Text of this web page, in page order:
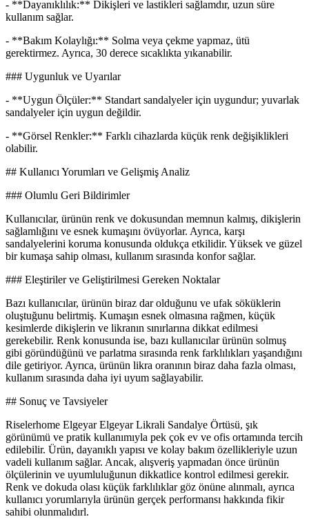
- **Dayanıklılık:** Dikişleri ve lastikleri sağlamdır, uzun süre
kullanım sağlar.
- **Bakım Kolaylığı:** Solma veya çekme yapmaz, ütü
gerektirmez. Ayrıca, 30 derece sıcaklıkta yıkanabilir.
### Uygunluk ve Uyarılar
- **Uygun Ölçüler:** Standart sandalyeler için uygundur; yuvarlak
sandalyeler için uygun değildir.
- **Görsel Renkler:** Farklı cihazlarda küçük renk değişiklikleri
olabilir.
## Kullanıcı Yorumları ve Gelişmiş Analiz
### Olumlu Geri Bildirimler
Kullanıcılar, ürünün renk ve dokusundan memnun kalmış, dikişlerin
sağlamlığını ve esnek kumaşını övüyorlar. Ayrıca, karşı
sandalyelerini koruma konusunda oldukça etkilidir. Yüksek ve güzel
bir kumaşa sahip olması, kullanım sırasında konfor sağlar.
### Eleştiriler ve Geliştirilmesi Gereken Noktalar
Bazı kullanıcılar, ürünün biraz dar olduğunu ve ufak söküklerin
oluştuğunu belirtmiş. Kumaşın esnek olmasına rağmen, küçük
kesimlerde dikişlerin ve likranın sınırlarına dikkat edilmesi
gerekebilir. Renk konusunda ise, bazı kullanıcılar ürünün solmuş
gibi göründüğünü ve parlatma sırasında renk farklılıkları yaşandığını
dile getiriyor. Ayrıca, ürünün likra oranının biraz daha fazla olması,
kullanım sırasında daha iyi uyum sağlayabilir.
## Sonuç ve Tavsiyeler
Riselerhome Elgeyar Elgeyar Likrali Sandalye Örtüsü, şık
görünümü ve pratik kullanımıyla pek çok ev ve ofis ortamında tercih
edilebilir. Ürün, dayanıklı yapısı ve kolay bakım özellikleriyle uzun
vadeli kullanım sağlar. Ancak, alışveriş yapmadan önce ürünün
ölçülerinin ve uyumluluğunun dikkatlice kontrol edilmesi gerekir.
Renk ve dokuda olası küçük farklılıklar göz önüne alınmalı, ayrıca
kullanıcı yorumlarıyla ürünün gerçek performansı hakkında fikir
sahibi olunmalıdırl.